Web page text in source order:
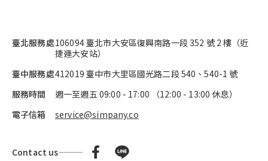
臺北服務處106094 臺北市大安區復興南路一段 352 號 2 樓（近
捷運大安站）
臺中服務處412019 臺中市大里區國光路二段 540、540-1 號
服務時間
週一至週五 09:00 - 17:00 （12:00 - 13:00 休息）
電子信箱
service@simpany.co
Contact us